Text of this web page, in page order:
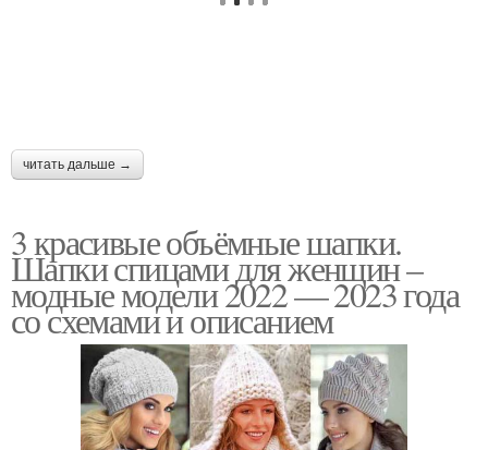
читать дальше →
3 красивые объёмные шапки.
Шапки спицами для женщин –
модные модели 2022 — 2023 года
со схемами и описанием